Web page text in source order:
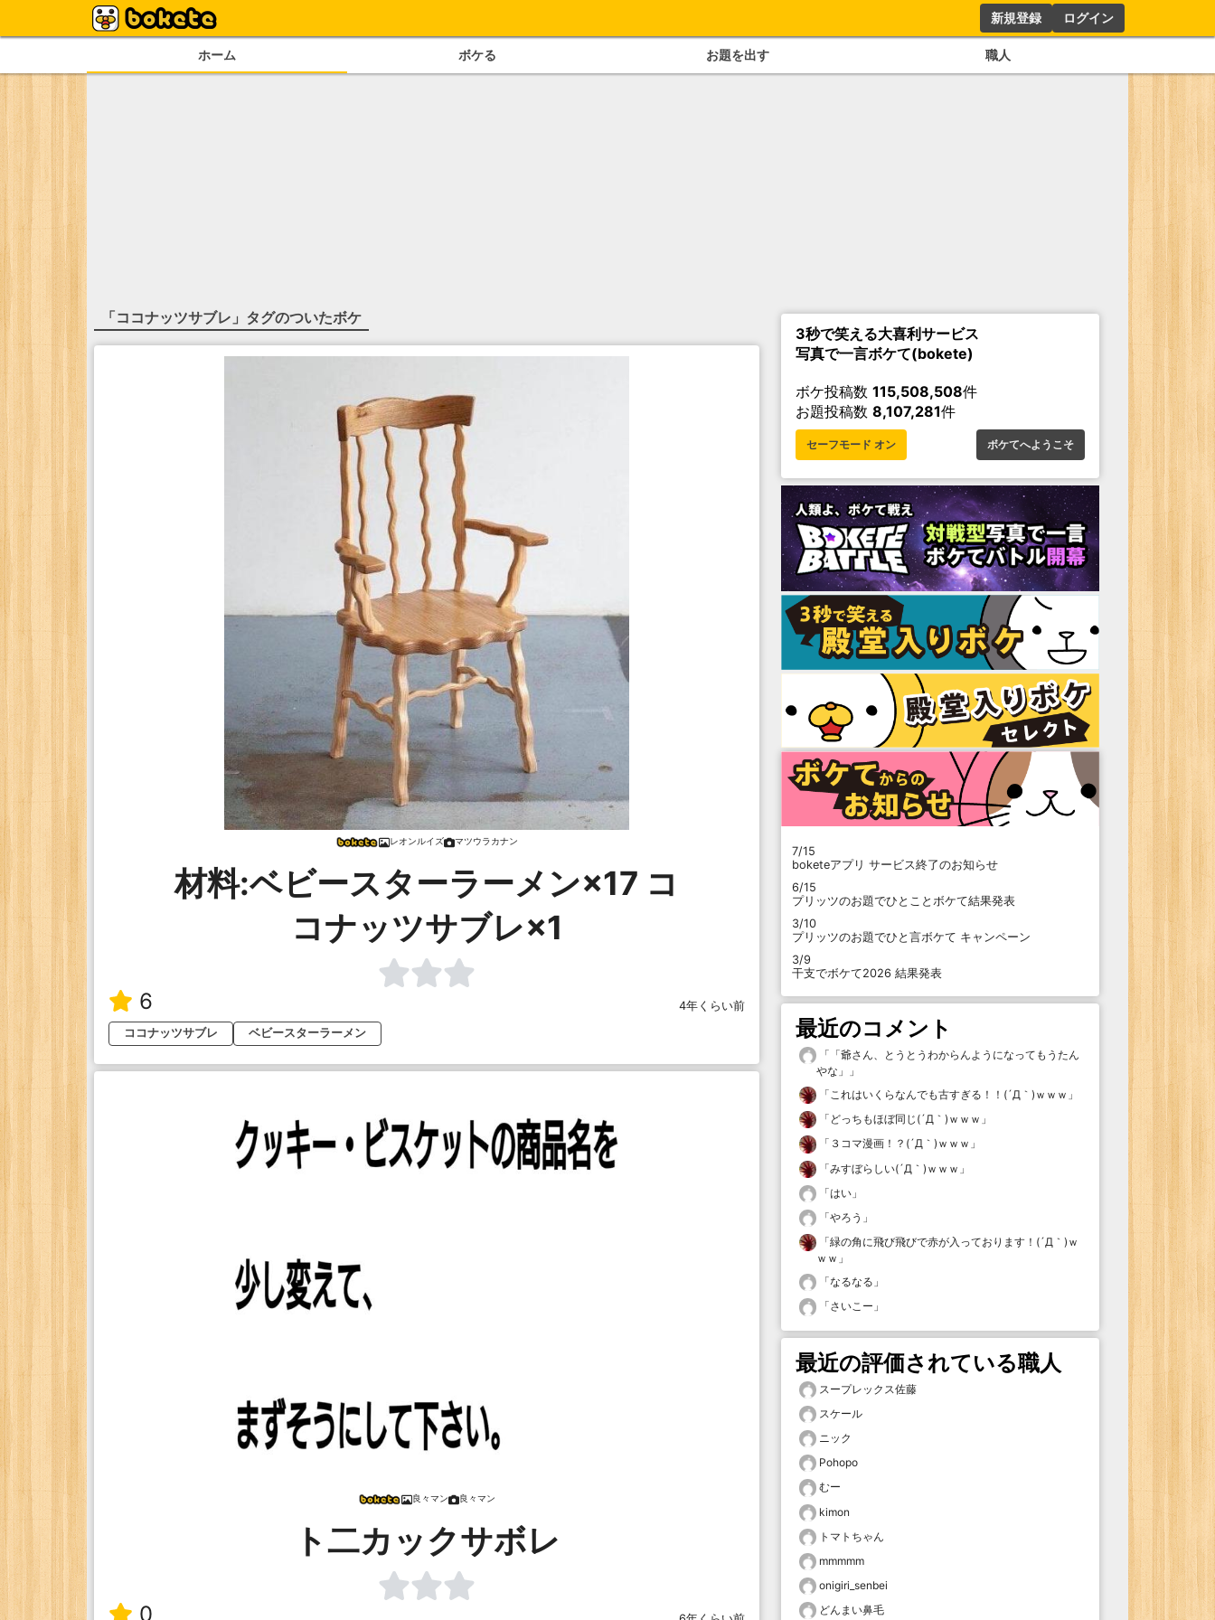
新規登録 ログイン
ホーム ボケる お題を出す 職人
「ココナッツサブレ 」タグのついたボケ
レオンルイズ マツウラカナン
材料:ベビースターラーメン×17 コ
コナッツサブレ×1
6
4年くらい前
ココナッツサブレ
ベビースターラーメン
良々マン 良々マン
ト二カックサボレ
0
3秒で笑える大喜利サービス
写真で一言ボケて(bokete)
ボケ投稿数 115,508,508件
お題投稿数 8,107,281件
セーフモード オン ボケてへようこそ
7/15
boketeアプリ サービス終了のお知らせ
6/15
プリッツのお題でひとことボケて結果発表
3/10
プリッツのお題でひと言ボケて キャンペーン
3/9
干支でボケて2026 結果発表
最近のコメント
「 「爺さん、とうとうわからんようになってもうたん
やな」
」
「これはいくらなんでも古すぎる！！(´Д｀)ｗｗｗ 」
「 どっちもほぼ同じ(´Д｀)ｗｗｗ 」
「 ３コマ漫画！？(´Д｀)ｗｗｗ 」
「みすぼらしい(´Д｀)ｗｗｗ 」
「はい 」
「やろう 」
「緑の角に飛び飛びで赤が入っております！(´Д｀)ｗ
ｗｗ 」
「なるなる 」
「さいこー 」
最近の評価されている職人
スープレックス佐藤
スケール
ニック
Pohopo
むー
kimon
トマトちゃん
mmmmm
onigiri_senbei
どんまい鼻毛